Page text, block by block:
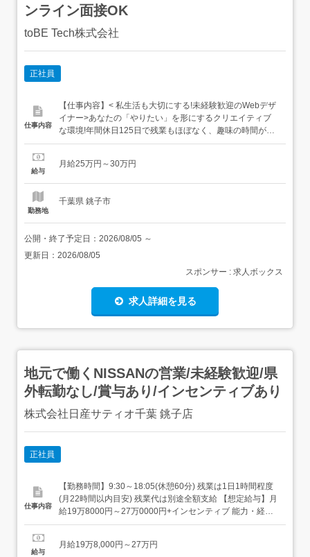
ンライン面接OK
toBE Tech株式会社
正社員
仕事内容
【仕事内容】< 私生活も大切にする!未経験歓迎のWebデザ
イナー>あなたの「やりたい」を形にするクリエイティブ
な環境!年間休日125日で残業もほぼなく、趣味の時間が倍
増します。未経験からスタートした若手の先輩たちが優し
を身につけながら、少しずつ担当範囲を広げていきます。
給与
月給25万円～30万円
勤務地
千葉県 銚子市
公開・終了予定日： 2026/08/05 ～
更新日： 2026/08/05
スポンサー : 求人ボックス
求人詳細を見る
地元で働くNISSANの営業/未経験歓迎/県
外転勤なし/賞与あり/インセンティブあり
株式会社日産サティオ千葉 銚子店
正社員
仕事内容
【勤務時間】9:30～18:05(休憩60分) 残業は1日1時間程度
(月22時間以内目安) 残業代は別途全額支給 【想定給与】月
給19万8000円～27万0000円+インセンティブ 能力・経験
によって応相談 【休日・休暇】年間休日119日(2026年度)
日・その他会社が定めた日・GW休暇・夏季休暇・年末年
給与
月給19万8,000円～27万円